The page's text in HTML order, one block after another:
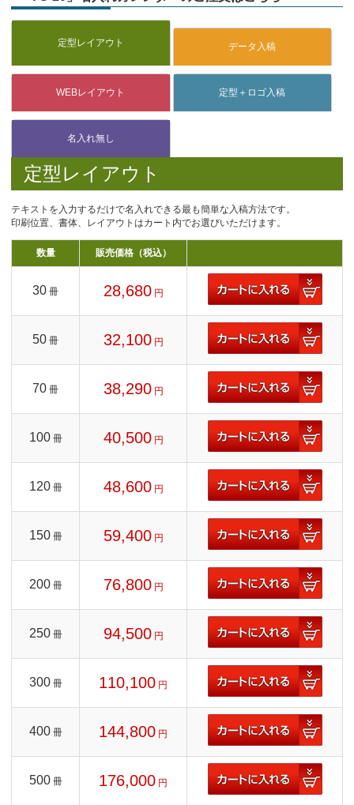
定型レイアウト
テキストを入力するだけで名入れできる最も簡単な入稿方法です。
印刷位置、書体、レイアウトはカート内でお選びいただけます。
数量 販売価格（税込）
30 冊 28,680 円
50 冊 32,100 円
70 冊 38,290 円
100 冊 40,500 円
120 冊 48,600 円
150 冊 59,400 円
200 冊 76,800 円
250 冊 94,500 円
300 冊 110,100 円
400 冊 144,800 円
500 冊 176,000 円